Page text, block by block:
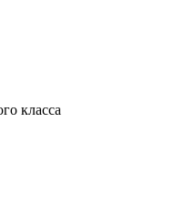
класса